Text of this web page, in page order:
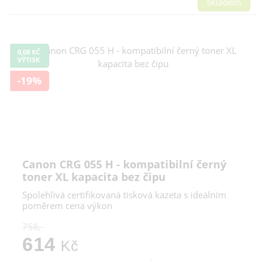
0,08 KČ
VÝTISK
-19%
Canon CRG 055 H - kompatibilní černý
toner XL kapacita bez čipu
Spolehlivá certifikovaná tisková kazeta s ideálním
poměrem cena výkon
758,-
614 Kč